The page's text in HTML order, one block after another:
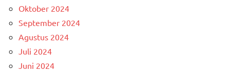
Oktober 2024
September 2024
Agustus 2024
Juli 2024
Juni 2024